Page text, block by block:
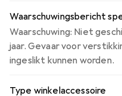
Waarschuwingsbericht
Waarschuwing: Niet
jaar. Gevaar voor
ingeslikt kunnen worden.
Type winkelaccessoire